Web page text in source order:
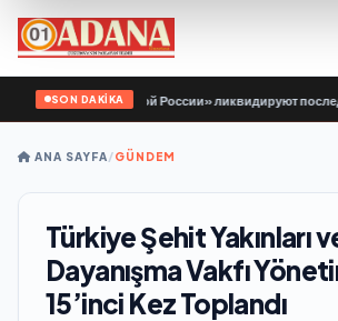
SON DAKİKA
Гвардии Единой России» ликвидируют
ANA SAYFA/GÜNDEM
Türkiye Şehit Yakınları
Dayanışma Vakfı
15’inci Kez Toplandı